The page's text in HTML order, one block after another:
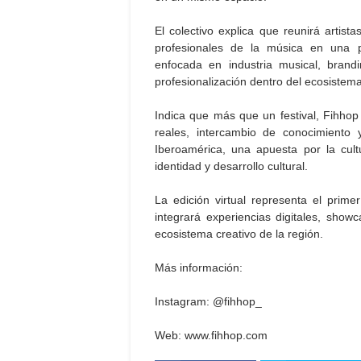
El colectivo explica que reunirá
profesionales de la música en una
enfocada en industria musical,
profesionalización dentro del
Indica que más que un festival,
reales, intercambio de
Iberoamérica, una apuesta por la
identidad y desarrollo cultural.
La edición virtual representa el
integrará experiencias digitales,
ecosistema creativo de la región.
Más información:
Instagram: @fihhop_
Web: www.fihhop.com